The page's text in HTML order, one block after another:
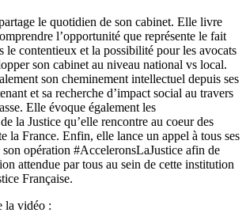
le quotidien de son cabinet. Elle livre
l’opportunité que représente le fait
le contentieux et la possibilité pour les avocats
son cabinet au niveau national vs local.
son cheminement intellectuel depuis ses
et sa recherche d’impact social au travers
Elle évoque également les
la Justice qu’elle rencontre au coeur des
la France. Enfin, elle lance un appel à tous ses
opération #AcceleronsLaJustice afin de
attendue par tous au sein de cette institution
Française.
la vidéo :